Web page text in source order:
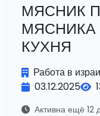
МЯСНИК
МЯСНИКА
КУХНЯ
Работа в
03.12.2025
Активна ещё 12